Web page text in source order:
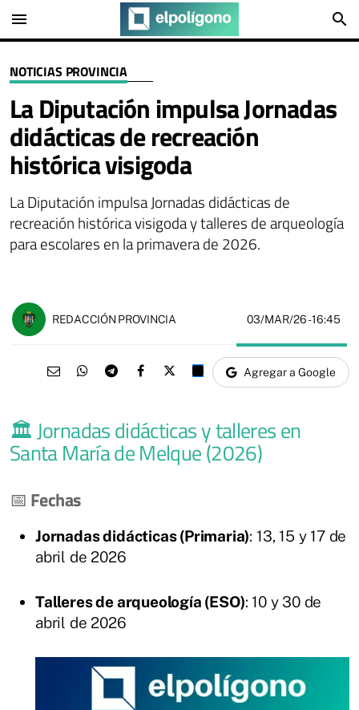
menu search
NOTICIAS PROVINCIA
La Diputación impulsa Jornadas
didácticas de recreación
histórica visigoda
La Diputación impulsa Jornadas didácticas de
recreación histórica visigoda y talleres de arqueología
para escolares en la primavera de 2026.
REDACCIÓN PROVINCIA 03/MAR/26- 16:45
Agregar a Google
🏛 Jornadas didácticas y talleres en
Santa María de Melque (2026)
📅 Fechas
Jornadas didácticas (Primaria): 13, 15 y 17 de
abril de 2026
Talleres de arqueología (ESO): 10 y 30 de
abril de 2026